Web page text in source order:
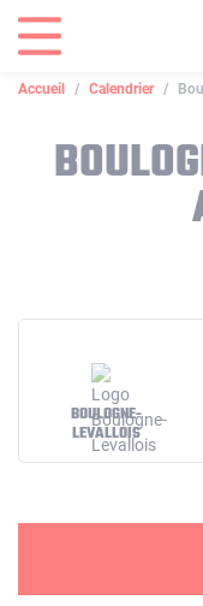
Accueil Calendrier
BOULOGNE-
LEVALLOIS
Panneau de gestion des